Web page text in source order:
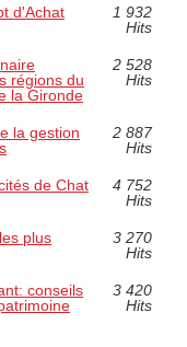
d'Achat
1 932
Hits
régions du
la Gironde
2 528
Hits
la gestion
2 887
Hits
de Chat
4 752
Hits
plus
3 270
Hits
conseils
3 420
Hits